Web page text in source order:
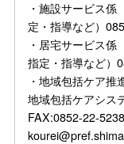
・施設サービス
定・指導など）
・居宅サービス
指定・指導など）
・地域包括ケア
地域包括ケアシス
FAX:0852-22-5238